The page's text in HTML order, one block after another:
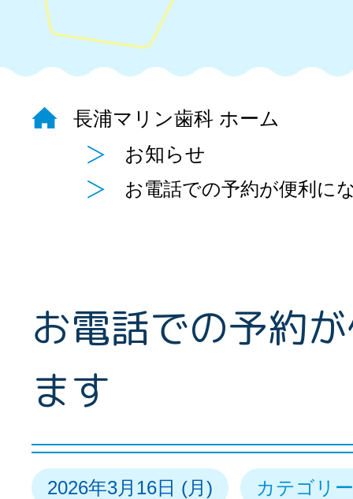
長浦マリン歯科 ホーム
お知らせ
お電話での予約が便利に
お電話での予約
ます
2026年3月16日 (月) カテゴリ